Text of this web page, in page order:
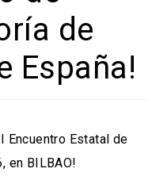
de Igualdad
de
España!
Encuentro Estatal de
en BILBAO!